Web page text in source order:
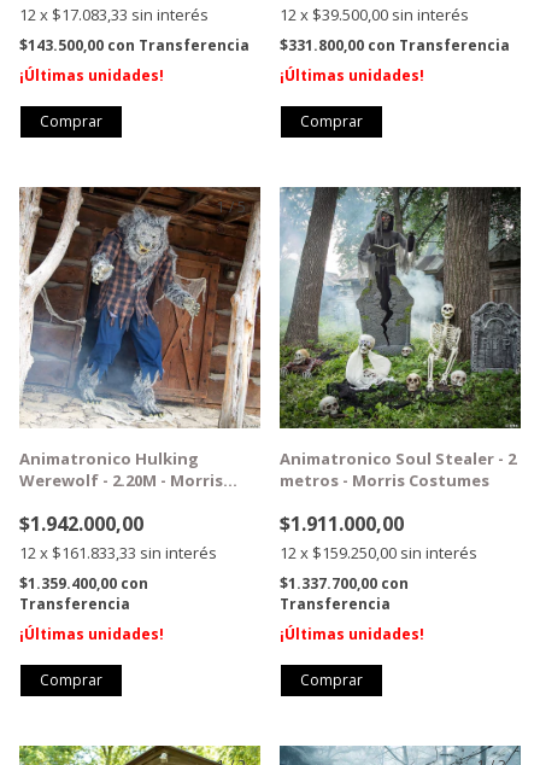
12x $17.083,33 sin interés
$143.500,00 con Transferencia
¡Últimas unidades!
12x $39.500,00 sin interés
$331.800,00 con Transferencia
¡Últimas unidades!
1/5
GRATIS
Animatronico Hulking
Werewolf - 2.20M - Morris
$1.942.000,00
12x $161.833,33 sin interés
$1.359.400,00 con
Transferencia
¡Últimas unidades!
1/5
GRATIS
Animatronico Soul Stealer - 2
metros - Morris Costumes
$1.911.000,00
12x $159.250,00 sin interés
$1.337.700,00 con
Transferencia
¡Últimas unidades!